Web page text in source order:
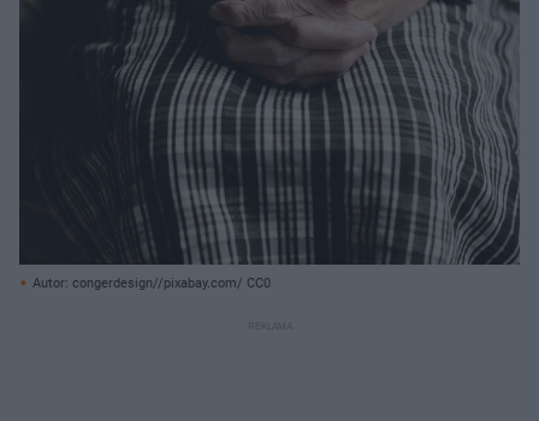
Autor: congerdesign//pixabay.com/ CC0